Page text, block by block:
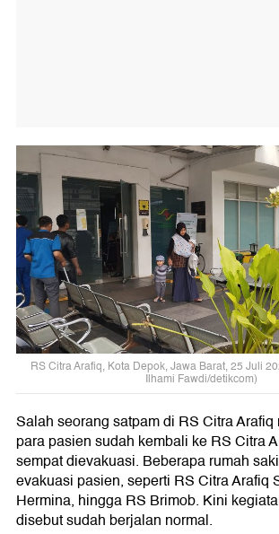
RS Citra Arafiq, Kota Depok, Jawa Barat, 25 Juli
Ilhami Fawdi/detikcom)
Salah seorang satpam di RS Citra Arafiq
para pasien sudah kembali ke RS Citra
sempat dievakuasi. Beberapa rumah
evakuasi pasien, seperti RS Citra Arafiq
Hermina, hingga RS Brimob. Kini
disebut sudah berjalan normal.